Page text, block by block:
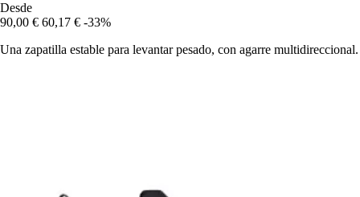
Desde
90,00 € 60,17 € -33%
Una zapatilla estable para levantar pesado, con agarre multidireccional.